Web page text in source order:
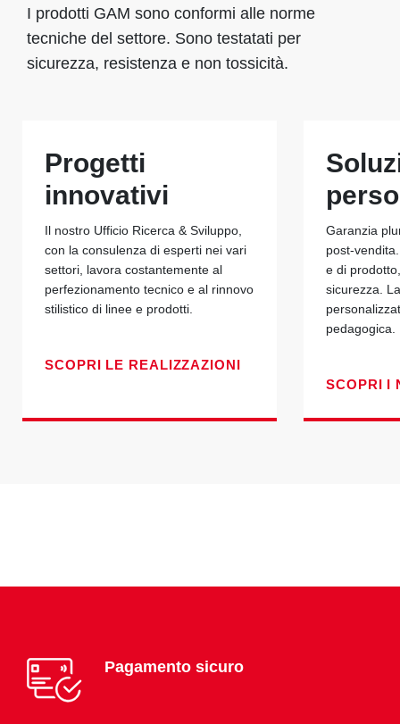
I prodotti GAM sono conformi alle norme
tecniche del settore. Sono testatati per
sicurezza, resistenza e non tossicità.
Progetti
innovativi
Il nostro Ufficio Ricerca & Sviluppo,
con la consulenza di esperti nei vari
settori, lavora costantemente al
perfezionamento tecnico e al rinnovo
stilistico di linee e prodotti.
SCOPRI LE REALIZZAZIONI
Garanzia
post-
e di
sicurezza.
pedagogica.
SCOPRI I
Pagamento sicuro